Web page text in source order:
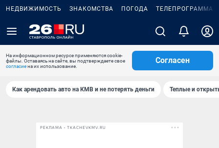
НЕДВИЖИМОСТЬ ЗНАКОМСТВА ПОГОДА ТЕЛЕПРОГРАММА
На информационном ресурсе применяются cookie-
файлы. Оставаясь на сайте, вы подтверждаете свое
согласиена их использование.
Согласен
Как арендовать авто на КМВ и не потерять деньги Теплые и
РЕКЛАМА • TKACHEVKMV.RU